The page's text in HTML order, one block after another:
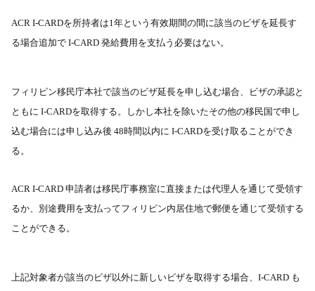
ACR I-CARDを所持者は1年という有效期間の間に該当のビザを延長す
る場合追加で I-CARD 発給費用を支払う必要はない。
フィリピン移民庁本社で該当のビザ延長を申し込む場合、ビザの承認と
ともに I-CARDを取得する。しかし本社を除いたその他の移民国で申し
込む場合には申し込み後 48時間以内に I-CARDを受け取ることができ
る。
ACR I-CARD 申請者は移民庁事務室に直接または代理人を通じて受領す
るか、別途費用を支払ってフィリピン内居住地で郵便を通じて受領する
ことができる。
上記対象者が該当のビザ以外に新しいビザを取得する場合、 I-CARD も